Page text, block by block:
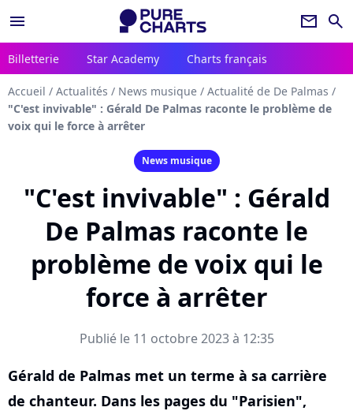
menu newsletter search
Billetterie Star Academy Charts français
Accueil / Actualités / News musique / Actualité de De Palmas /
"C'est invivable" : Gérald De Palmas raconte le problème de
voix qui le force à arrêter
News musique
"C'est invivable" : Gérald
De Palmas raconte le
problème de voix qui le
force à arrêter
Publié le 11 octobre 2023 à 12:35
Gérald de Palmas met un terme à sa carrière
de chanteur. Dans les pages du "Parisien",